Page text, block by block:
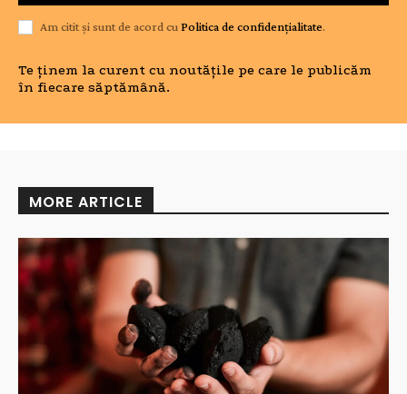
Am citit și sunt de acord cuPolitica de confidențialitate.
Te ținem la curent cu noutățile pe care le publicăm
în fiecare săptămână.
MORE ARTICLE